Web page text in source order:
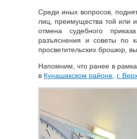
Среди иных вопросов,
лиц, преимущества той или
отмена судебного
разъяснения и советы по
просветительских брошюр,
Напомним, что ранее в
в Кунашакском районе г.